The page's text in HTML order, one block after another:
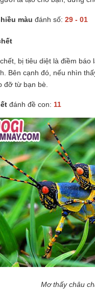
màu đánh số: 29 - 01
bị tiêu diệt là điềm
Bên cạnh đó, nếu nhìn
đỡ từ bạn bè.
đánh đề con: 11
Mơ thấy châu